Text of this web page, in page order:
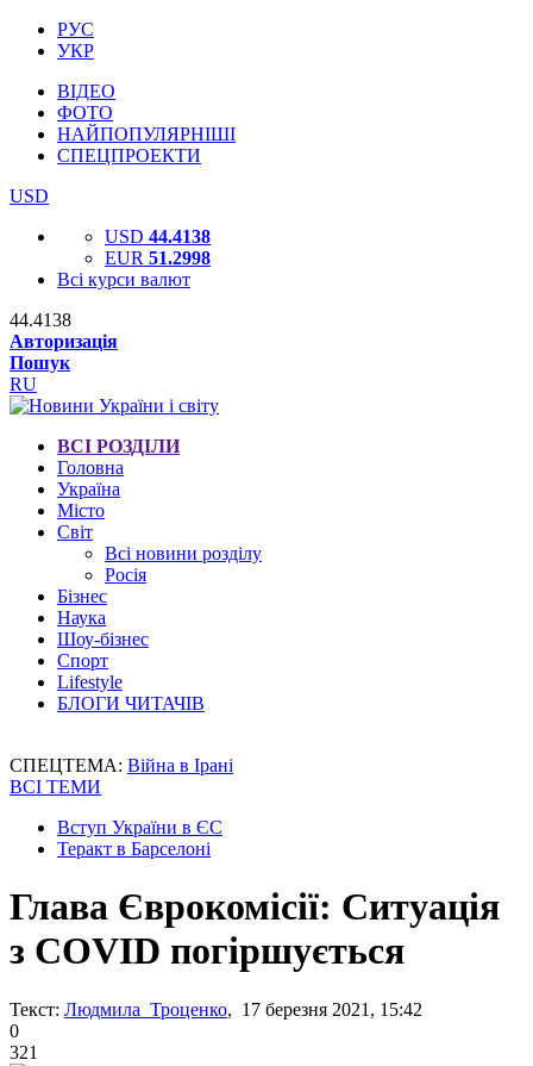
РУС
УКР
ВІДЕО
ФОТО
НАЙПОПУЛЯРНІШІ
СПЕЦПРОЕКТИ
USD
USD 44.4138
EUR 51.2998
Всі курси валют
44.4138
Авторизація
Пошук
RU
ВСІ РОЗДІЛИ
Головна
Україна
Місто
Світ
Всі новини розділу
Росія
Бізнес
Наука
Шоу-бізнес
Спорт
Lifestyle
БЛОГИ ЧИТАЧІВ
СПЕЦТЕМА: Війна в Ірані
ВСІ ТЕМИ
Вступ України в ЄС
Теракт в Барселоні
Глава Єврокомісії: Ситуація
з COVID погіршується
Текст: Людмила Троценко, 17 березня 2021, 15:42
0
321